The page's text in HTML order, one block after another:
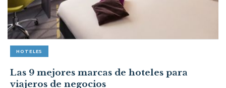
HOTELES
Las 9 mejores marcas de hoteles para
viajeros de negocios